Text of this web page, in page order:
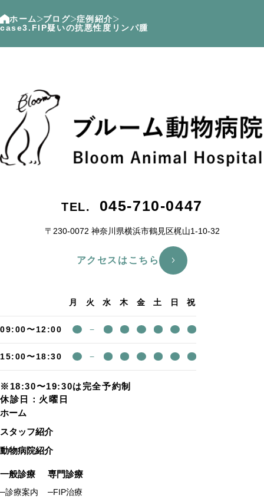
ホーム ブログ
症例紹介
case3.FIP疑いの抗悪性度リンパ腫
TEL. 045-710-0447
〒230-0072 神奈川県横浜市鶴⾒区梶⼭1-10-32
アクセスはこちら
ホーム
スタッフ紹介
動物病院紹介
一般診療
診療案内
専門診療
FIP治療
月 火 水 木 金 土 日 祝
09:00〜12:00 −
15:00〜18:30 −
※18:30〜19:30は完全予約制
休診日：火曜日